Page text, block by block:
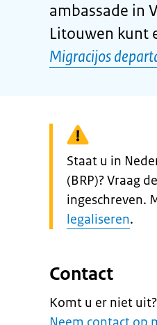
ambassade in
Litouwen kunt
Migracijos
Waarschuwing:
Staat u in
(BRP)? Vraag
ingeschreven.
legaliseren.
Contact
Komt u er niet